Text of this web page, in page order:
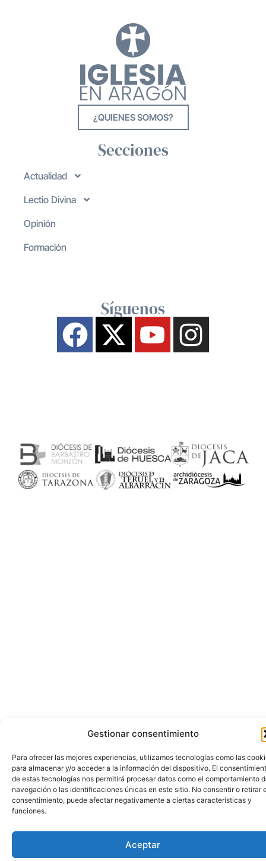
Gestionar consentimiento
Para ofrecer las mejores experiencias, utilizamos tecnologías como las
para almacenar y/o acceder a la información del dispositivo. El
de estas tecnologías nos permitirá procesar datos como el comportamiento
navegación o las identificaciones únicas en este sitio. No consentir o retirar
consentimiento, puede afectar negativamente a ciertas características y
funciones.
Aceptar
¿QUIENES SOMOS?
Secciones
Actualidad
Lectio Divina
Opinión
Formación
Síguenos